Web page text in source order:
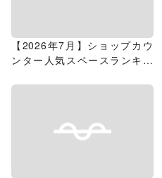
【2026年7月】ショップカウ
ンター人気スペースランキン